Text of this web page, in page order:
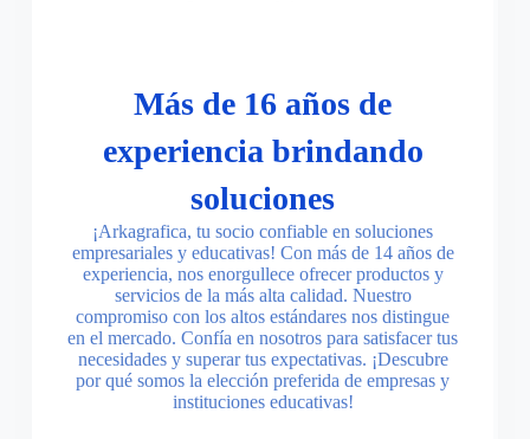
Más de 16 años de
experiencia brindando
soluciones
¡Arkagrafica, tu socio confiable en soluciones
empresariales y educativas! Con más de 14 años de
experiencia, nos enorgullece ofrecer productos y
servicios de la más alta calidad. Nuestro
compromiso con los altos estándares nos distingue
en el mercado. Confía en nosotros para satisfacer tus
necesidades y superar tus expectativas. ¡Descubre
por qué somos la elección preferida de empresas y
instituciones educativas!